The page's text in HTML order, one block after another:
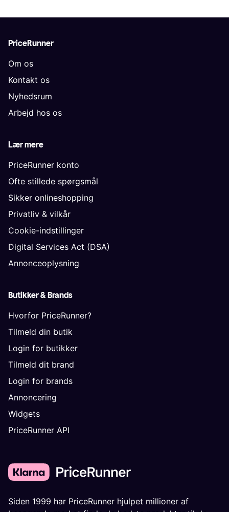
PriceRunner
Om os
Kontakt os
Nyhedsrum
Arbejd hos os
Lær mere
PriceRunner konto
Ofte stillede spørgsmål
Sikker onlineshopping
Privatliv & vilkår
Cookie-indstillinger
Digital Services Act (DSA)
Annonceoplysning
Butikker & Brands
Hvorfor PriceRunner?
Tilmeld din butik
Login for butikker
Tilmeld dit brand
Login for brands
Annoncering
Widgets
PriceRunner API
Siden 1999 har PriceRunner hjulpet millioner af